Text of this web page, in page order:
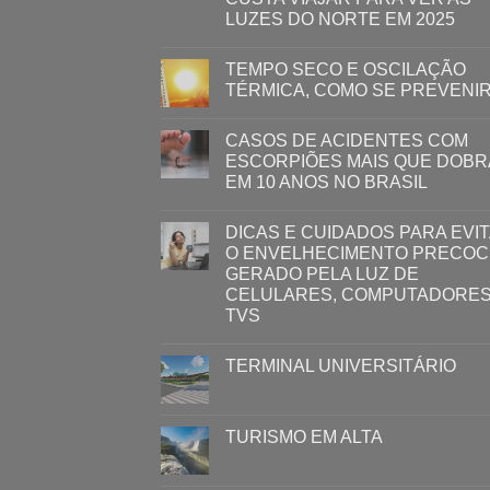
LUZES DO NORTE EM 2025
TEMPO SECO E OSCILAÇÃO
TÉRMICA, COMO SE
CASOS DE ACIDENTES COM
ESCORPIÕES MAIS QUE
EM 10 ANOS NO BRASIL
DICAS E CUIDADOS PARA
O ENVELHECIMENTO
GERADO PELA LUZ ​DE
CELULARES,
TVS​​ ​
TERMINAL UNIVERSITÁRIO
TURISMO EM ALTA